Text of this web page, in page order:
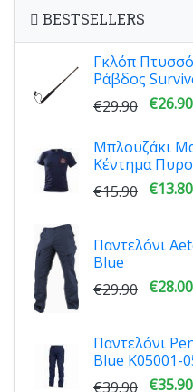
BESTSELLERS
Γκλόπ
Ράβδος
€29.90 €26.90
Μπλουζάκι
Κέντημα
€15.90 €13.80
Παντελόνι
Blue
€29.90 €28.00
Παντελόνι
Blue K05001-
€39.90 €35.90